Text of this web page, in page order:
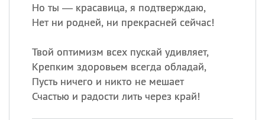
Но ты — красавица, я подтверждаю,
Нет ни родней, ни прекрасней сейчас!
Твой оптимизм всех пускай удивляет,
Крепким здоровьем всегда обладай,
Пусть ничего и никто не мешает
Счастью и радости лить через край!